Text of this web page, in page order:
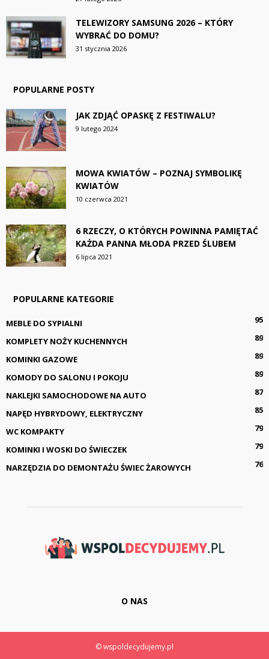
TELEWIZORY SAMSUNG 2026 – KTÓRY
WYBRAĆ DO DOMU?
31 stycznia 2026
POPULARNE POSTY
JAK ZDJĄĆ OPASKĘ Z FESTIWALU?
9 lutego 2024
MOWA KWIATÓW – POZNAJ SYMBOLIKĘ
KWIATÓW
10 czerwca 2021
6 RZECZY, O KTÓRYCH POWINNA PAMIĘTAĆ
KAŻDA PANNA MŁODA PRZED ŚLUBEM
6 lipca 2021
POPULARNE KATEGORIE
MEBLE DO SYPIALNI
95
KOMPLETY NOŻY KUCHENNYCH
89
KOMINKI GAZOWE
89
KOMODY DO SALONU I POKOJU
89
NAKLEJKI SAMOCHODOWE NA AUTO
87
NAPĘD HYBRYDOWY, ELEKTRYCZNY
85
WC KOMPAKTY
79
KOMINKI I WOSKI DO ŚWIECZEK
79
NARZĘDZIA DO DEMONTAŻU ŚWIEC ŻAROWYCH
76
O NAS
© wspoldecydujemy.pl